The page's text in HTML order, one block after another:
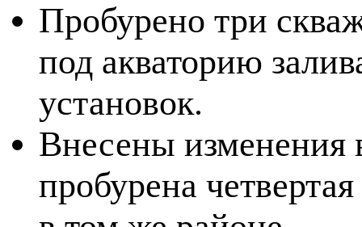
Пробурено три
под акваторию
установок.
Внесены изменения
пробурена